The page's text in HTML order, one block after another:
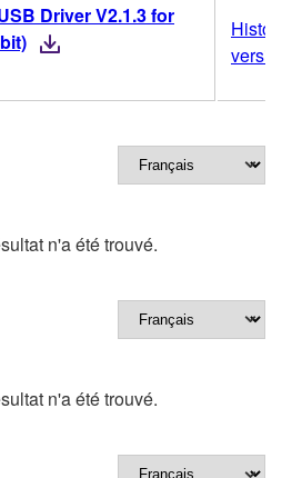
Driver V2.1.3 for
version
n'a été trouvé.
n'a été trouvé.